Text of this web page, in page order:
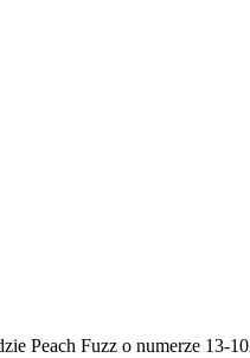
Peach Fuzz o numerze